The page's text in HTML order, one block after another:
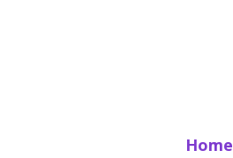
Home